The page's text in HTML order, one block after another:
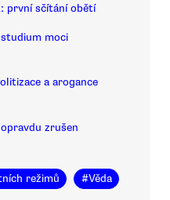
první sčítání obětí
moci
a arogance
zrušen
režimů #Věda